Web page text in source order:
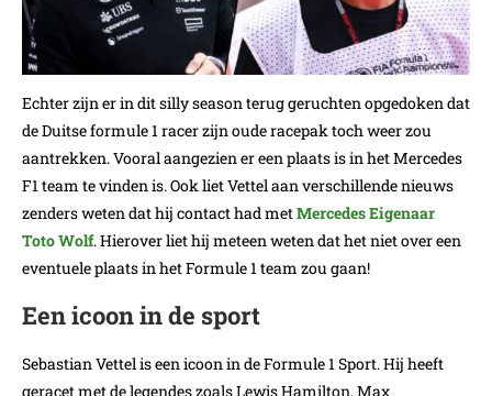
Echter zijn er in dit silly season terug geruchten opgedoken dat
de Duitse formule 1 racer zijn oude racepak toch weer zou
aantrekken. Vooral aangezien er een plaats is in het Mercedes
F1 team te vinden is. Ook liet Vettel aan verschillende nieuws
zenders weten dat hij contact had metMercedes Eigenaar
Toto Wolf. Hierover liet hij meteen weten dat het niet over een
eventuele plaats in het Formule 1 team zou gaan!
Een icoon in de sport
Sebastian Vettel is een icoon in de Formule 1 Sport. Hij heeft
geracet met de legendes zoals Lewis Hamilton, Max